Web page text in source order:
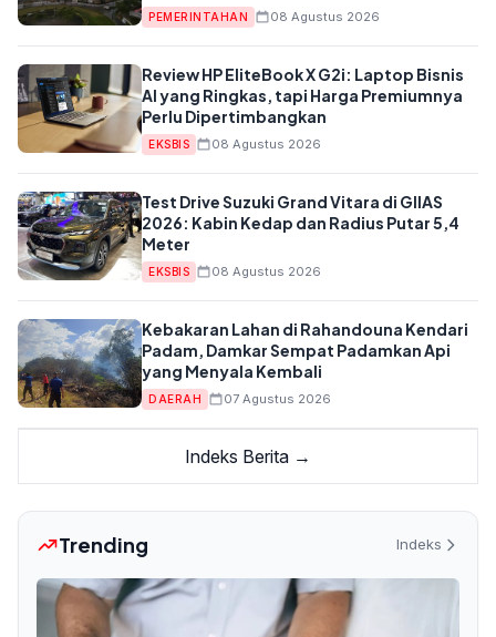
PEMERINTAHAN 08 Agustus 2026
Review HP EliteBook X G2i: Laptop Bisnis
AI yang Ringkas, tapi Harga Premiumnya
Perlu Dipertimbangkan
EKSBIS 08 Agustus 2026
Test Drive Suzuki Grand Vitara di GIIAS
2026: Kabin Kedap dan Radius Putar 5,4
Meter
EKSBIS 08 Agustus 2026
Kebakaran Lahan di Rahandouna Kendari
Padam, Damkar Sempat Padamkan Api
yang Menyala Kembali
DAERAH 07 Agustus 2026
Indeks Berita →
Trending Indeks